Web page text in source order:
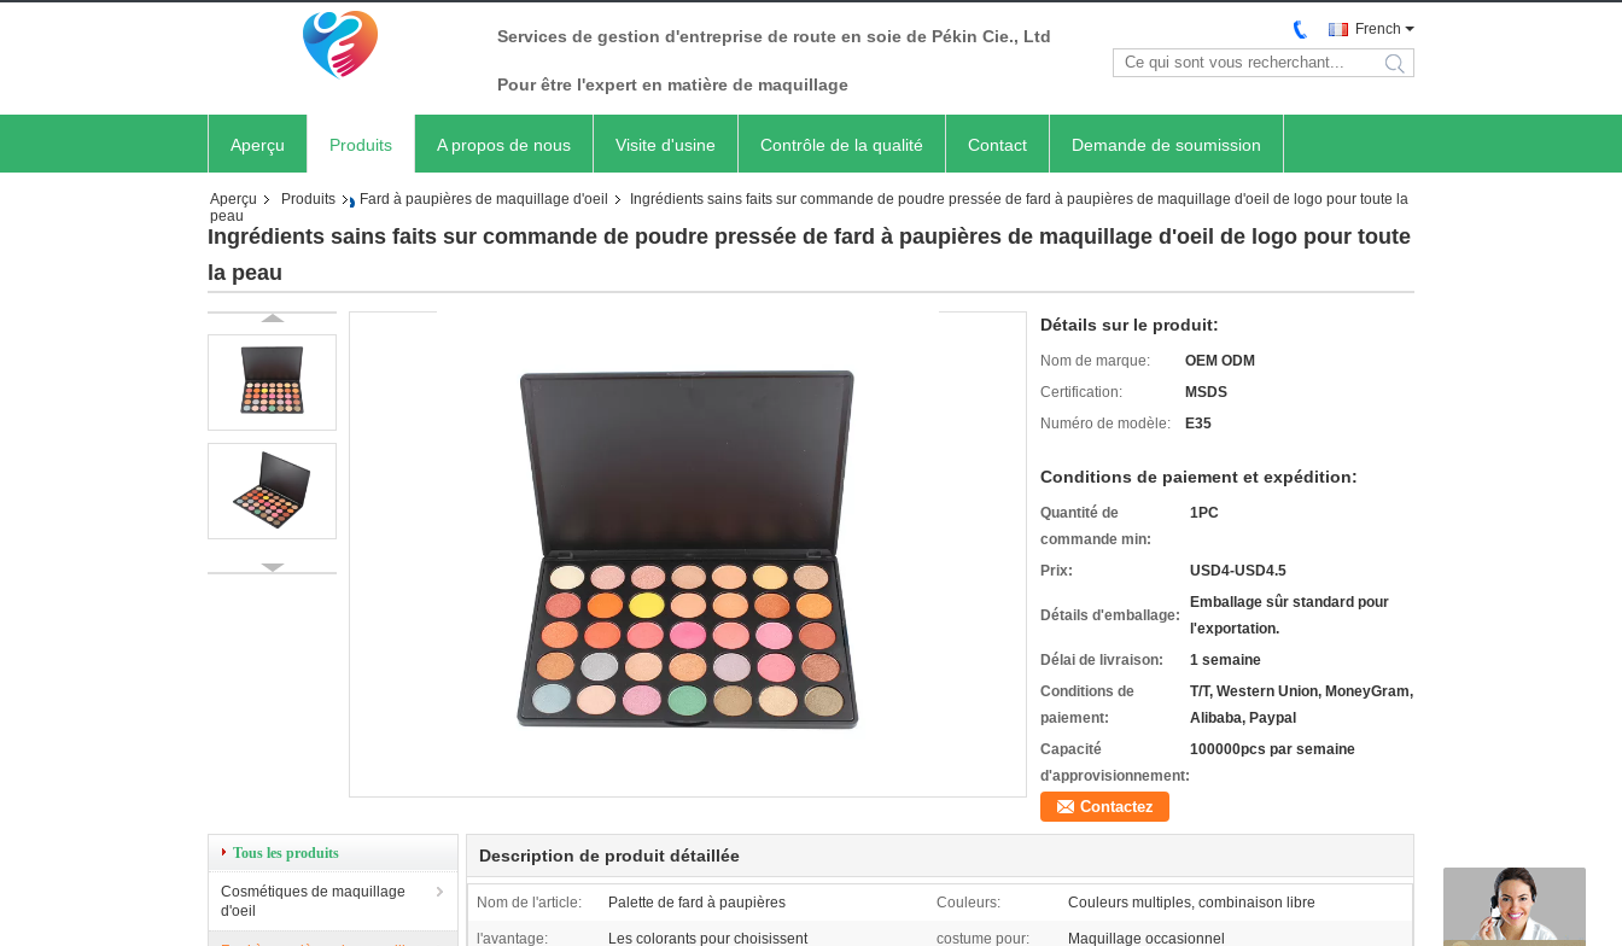
Services de gestion d'entreprise de route en soie de Pékin Cie., Ltd
Pour être l'expert en matière de maquillage
French
search
Aperçu Produits A propos de nous Visite d'usine Contrôle de la qualité Contact Demande de soumission
Aperçu Produits Fard à paupières de maquillage d'oeil
Ingrédients sains faits sur commande de poudre pressée de fard à paupières de maquillage d'oeil de logo pour toute la
peau
Ingrédients sains faits sur commande de poudre pressée de fard à paupières de maquillage d'oeil de logo pour toute
la peau
Détails sur le produit:
Nom de marque:
OEM ODM
Certification:
MSDS
Numéro de modèle:
E35
Conditions de paiement et expédition:
Quantité de
commande min:
1PC
Prix: USD4-USD4.5
Détails d'emballage:
Emballage sûr standard pour
l'exportation.
Délai de livraison:
1 semaine
Conditions de
paiement:
T/T, Western Union, MoneyGram,
Alibaba, Paypal
Capacité
d'approvisionnement:
100000pcs par semaine
Contactez
Tous les produits
Cosmétiques de maquillage
d'oeil
Description de produit détaillée
Nom de l'article: Palette de fard à paupières Couleurs: Couleurs multiples, combinaison libre
l'avantage: Les colorants pour choisissent costume pour: Maquillage occasionnel